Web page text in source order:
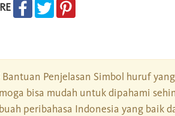
Bantuan Penjelasan Simbol huruf
bisa mudah untuk dipahami
peribahasa Indonesia yang baik